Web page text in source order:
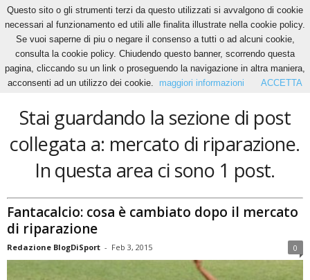
Home Tags Mercato di riparazione
mercato di riparazione
Stai guardando la sezione di post
collegata a: mercato di riparazione.
In questa area ci sono 1 post.
Fantacalcio: cosa è cambiato dopo il mercato
di riparazione
Redazione BlogDiSport - Feb 3, 2015 0
Questo sito o gli strumenti terzi da questo utilizzati si avvalgono di cookie
necessari al funzionamento ed utili alle finalita illustrate nella cookie policy.
Se vuoi saperne di piu o negare il consenso a tutti o ad alcuni cookie,
consulta la cookie policy. Chiudendo questo banner, scorrendo questa
pagina, cliccando su un link o proseguendo la navigazione in altra maniera,
acconsenti ad un utilizzo dei cookie.
maggiori informazioni ACCETTA